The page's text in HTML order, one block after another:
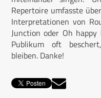
Repertoire umfasste
Interpretationen von
Junction oder Oh
Publikum oft
bleiben. Danke!